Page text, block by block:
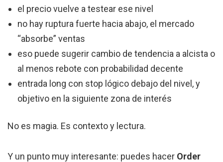
el precio vuelve a testear ese nivel
no hay ruptura fuerte hacia abajo, el mercado
“absorbe” ventas
eso puede sugerir cambio de tendencia a alcista o
al menos rebote con probabilidad decente
entrada long con stop lógico debajo del nivel, y
objetivo en la siguiente zona de interés
No es magia. Es contexto y lectura.
Y un punto muy interesante: puedes hacer Order